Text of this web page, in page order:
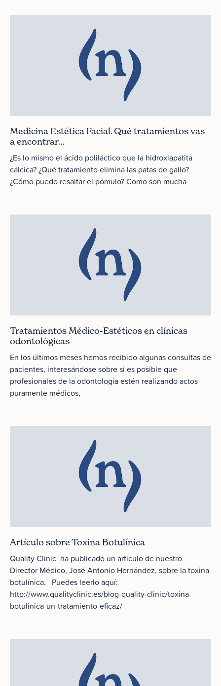
Medicina Estética Facial. Qué tratamientos vas
a encontrar…
¿Es lo mismo el ácido poliláctico que la hidroxiapatita
cálcica? ¿Qué tratamiento elimina las patas de gallo?
¿Cómo puedo resaltar el pómulo? Como son mucha
Tratamientos Médico-Estéticos en clínicas
odontológicas
En los últimos meses hemos recibido algunas consultas de
pacientes, interesándose sobre si es posible que
profesionales de la odontología estén realizando actos
puramente médicos,
Artículo sobre Toxina Botulínica
Quality Clinic ha publicado un artículo de nuestro
Director Médico, José Antonio Hernández, sobre la toxina
botulínica. Puedes leerlo aquí:
http://www.qualityclinic.es/blog-quality-clinic/toxina-
botulinica-un-tratamiento-eficaz/